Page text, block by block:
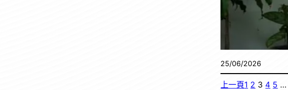
25/06/2026
上一頁1 2 3 4 5 …